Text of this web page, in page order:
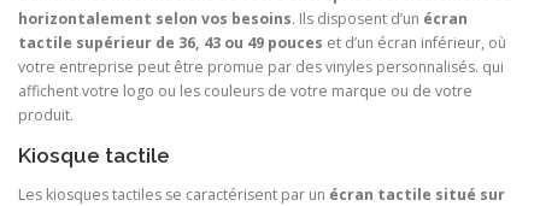
horizontalement selon vos besoins. Ils disposent d’un écran
tactile supérieur de 36, 43 ou 49 pouces et d’un écran inférieur, où
votre entreprise peut être promue par des vinyles personnalisés. qui
affichent votre logo ou les couleurs de votre marque ou de votre
produit.
Kiosque tactile
Les kiosques tactiles se caractérisent par un écran tactile situé sur